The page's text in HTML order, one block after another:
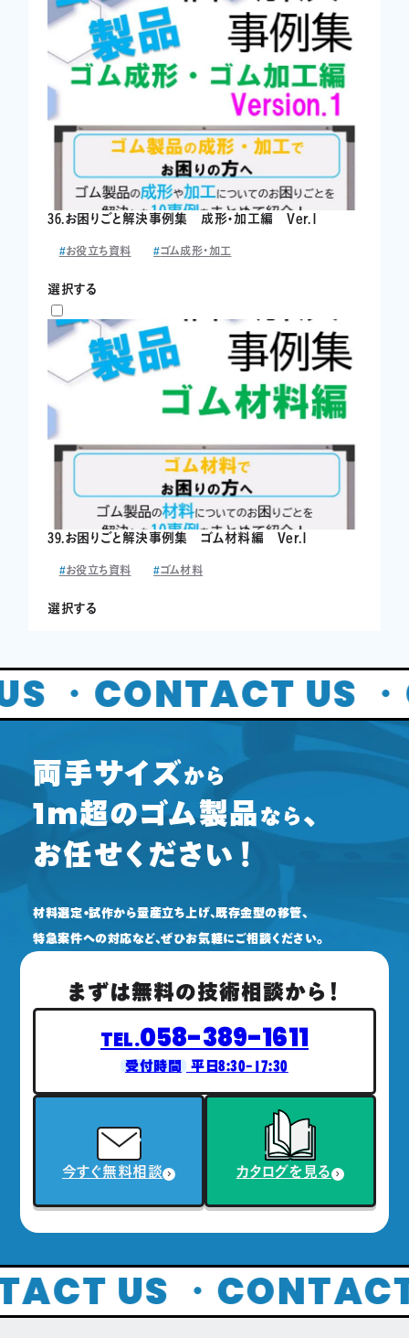
36.お困りごと解決事例集 成形・加工編 Ver.1
お役立ち資料 ゴム成形・加工
選択する
39.お困りごと解決事例集 ゴム材料編 Ver.1
お役立ち資料 ゴム材料
選択する
・ CONTACT US ・
両手サイズから
1m超のゴム製品 なら 、
お任せください！
材料選定・試作から量産立ち上げ、既存金型の移管、
特急案件への対応など、ぜひお気軽にご相談ください。
まずは無料の技術相談から！
TEL.058-389-1611
受付時間 平日8:30-17:30
今すぐ無料相談 カタログを見る
US ・